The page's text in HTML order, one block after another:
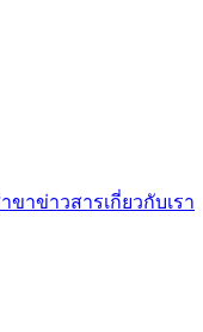
ขาข่าวสารเกี่ยวกับเรา